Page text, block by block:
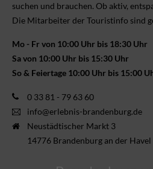
suchen und brauchen. Ob aktiv,
Die Mitarbeiter der Touristinfo sind
Mo - Fr von 10:00 Uhr bis 18:30 Uhr
Sa von 10:00 Uhr bis 15:30 Uhr
So & Feiertage 10:00 Uhr bis 15:00
0 33 81 - 79 63 60
info@erlebnis-brandenburg.de
Neustädtischer Markt 3
14776 Brandenburg an der Havel